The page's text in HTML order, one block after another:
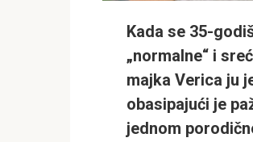
Kada se 35-
„normalne“ i
majka Verica ju
obasipajući je
jednom